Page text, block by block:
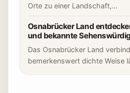
Orte zu einer Landschaft,…
Osnabrücker Land
und bekannte
Das Osnabrücker Land
bemerkenswert dichte Weise